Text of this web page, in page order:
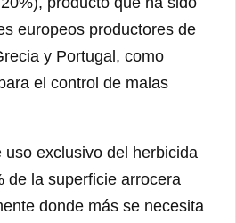
europeos productores de
y Portugal, como
el control de malas
uso exclusivo del herbicida
de la superficie arrocera
donde más se necesita